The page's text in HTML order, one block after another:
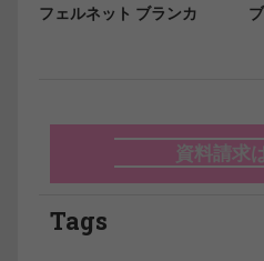
フェルネット ブランカ
資料請求
Tags